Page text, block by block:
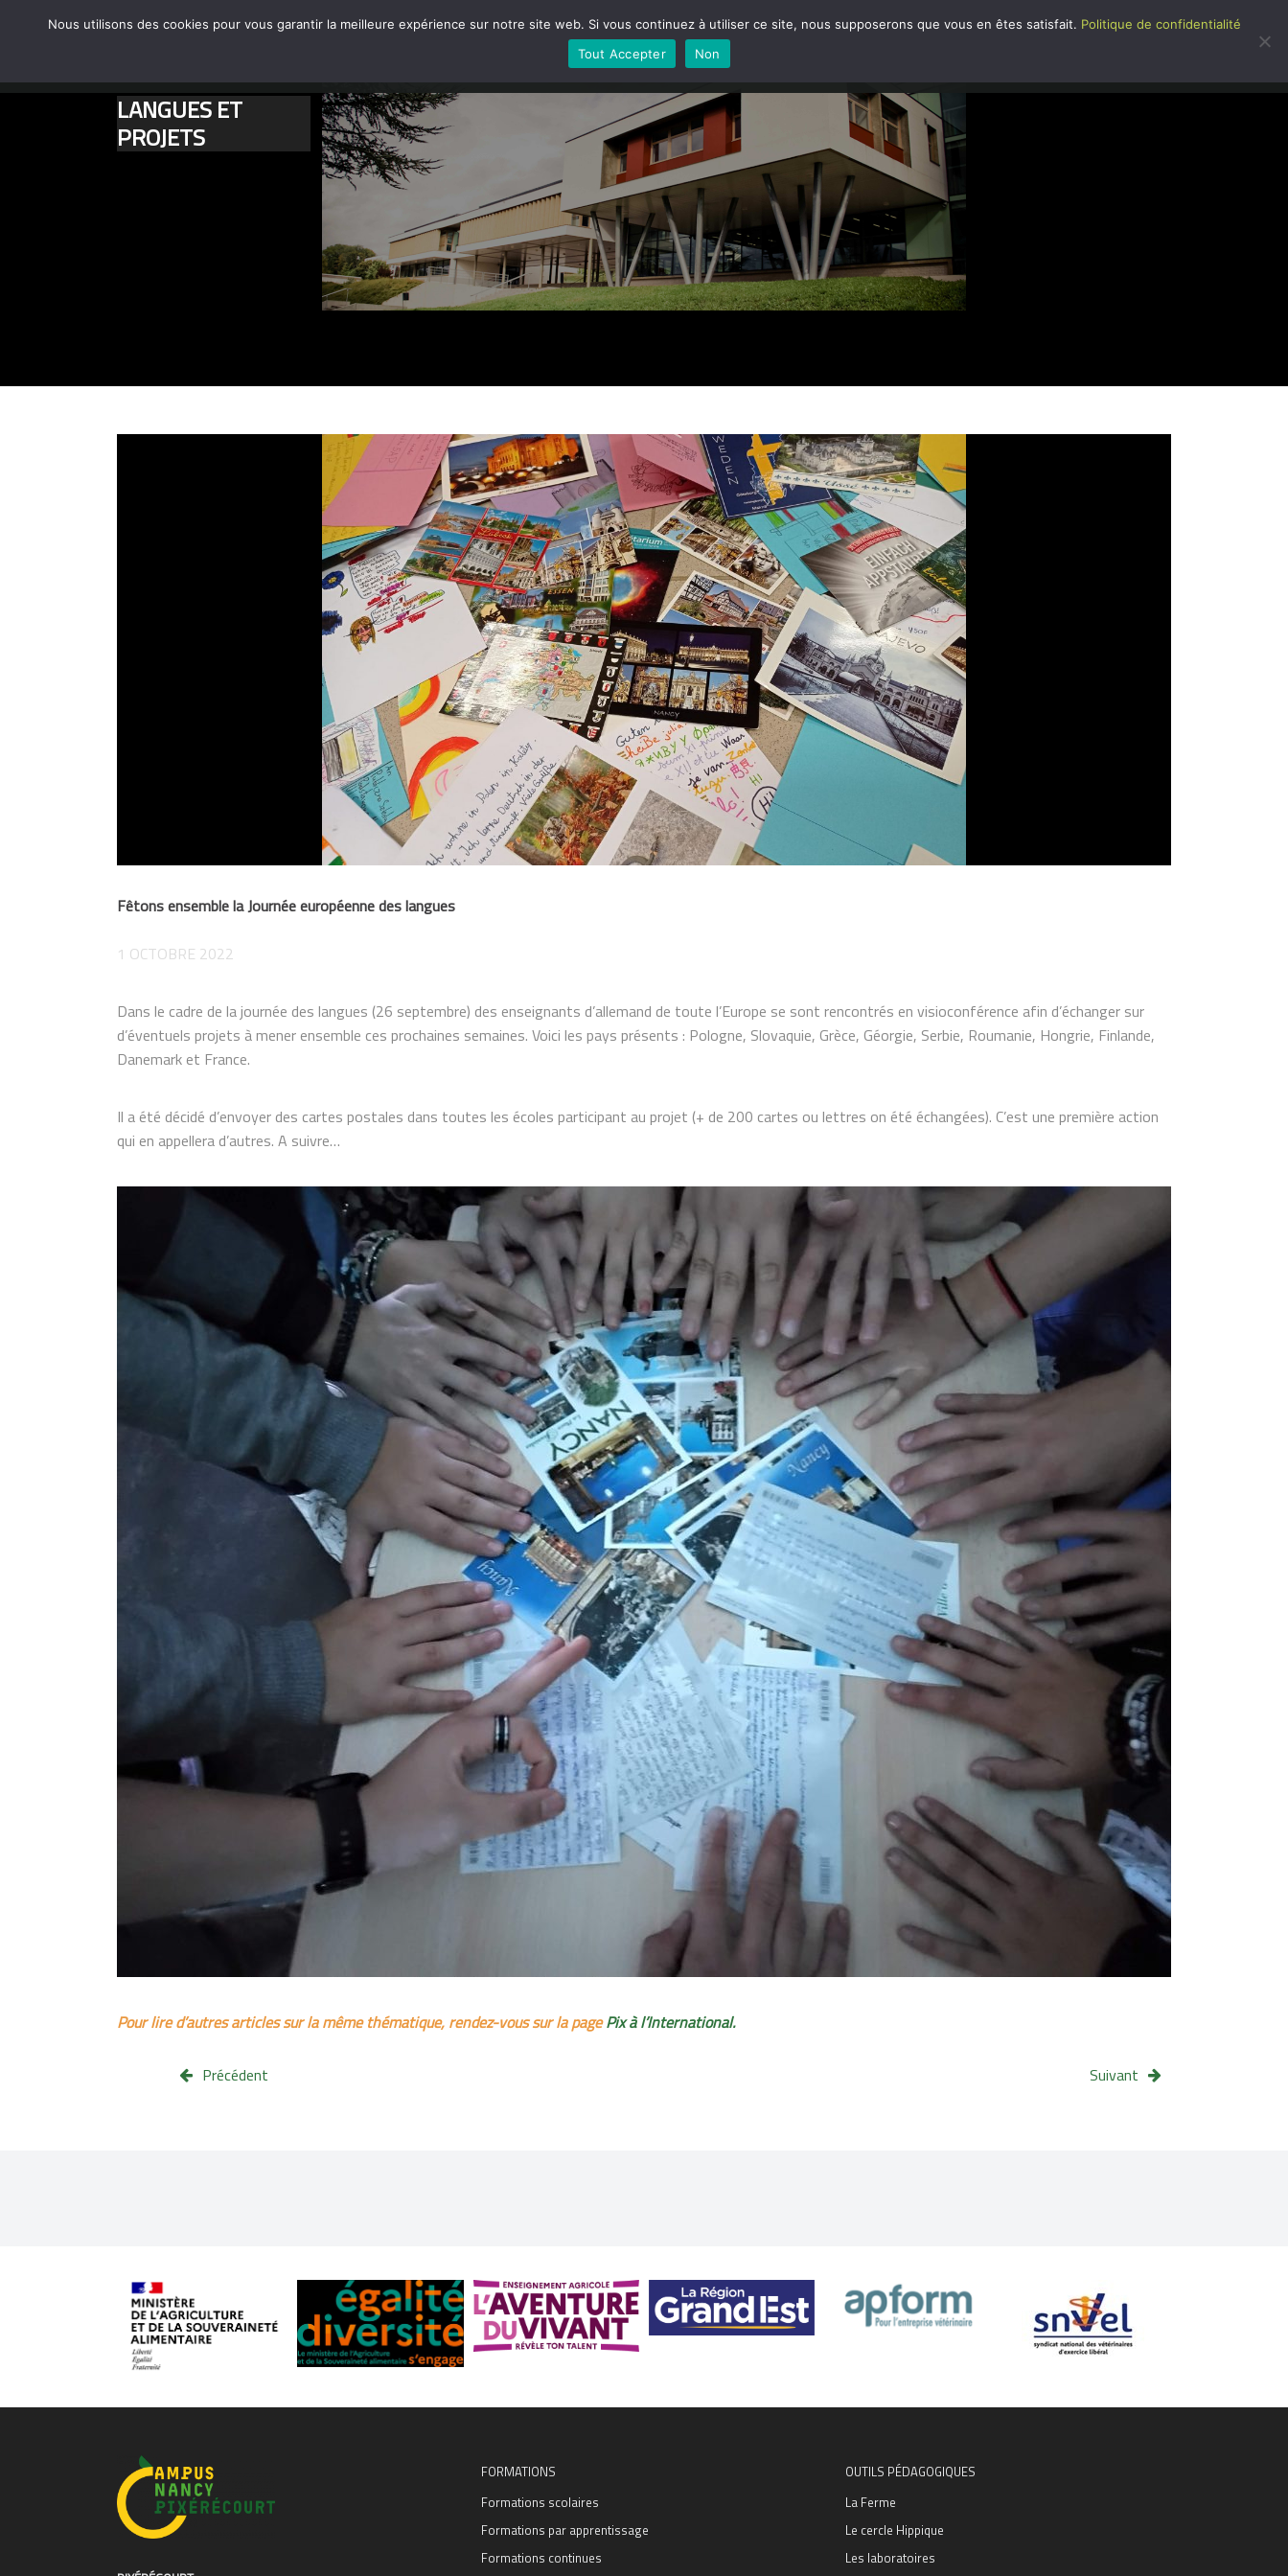
LA HALLE ALIMENTAIRE
LANGUES ET
PROJETS
Fêtons ensemble la Journée européenne des langues
1 OCTOBRE 2022
Dans le cadre de la journée des langues (26 septembre) des enseignants d’allemand de toute l’Europe se sont rencontrés en visioconférence afin d’échanger sur
d’éventuels projets à mener ensemble ces prochaines semaines. Voici les pays présents : Pologne, Slovaquie, Grèce, Géorgie, Serbie, Roumanie, Hongrie, Finlande,
Danemark et France.
Il a été décidé d’envoyer des cartes postales dans toutes les écoles participant au projet (+ de 200 cartes ou lettres on été échangées). C’est une première action
qui en appellera d’autres. A suivre…
Pour lire d’autres articles sur la même thématique, rendez-vous sur la pagePix à l’International.
Suivant
Précédent
FORMATIONS
Formations scolaires
Formations par apprentissage
Formations continues
OUTILS PÉDAGOGIQUES
La Ferme
Le cercle Hippique
Les laboratoires
Nous utilisons des cookies pour vous garantir la meilleure expérience sur notre site web. Si vous continuez à utiliser ce site, nous supposerons que vous en êtes satisfait. Politique de confidentialité
Tout Accepter
Non